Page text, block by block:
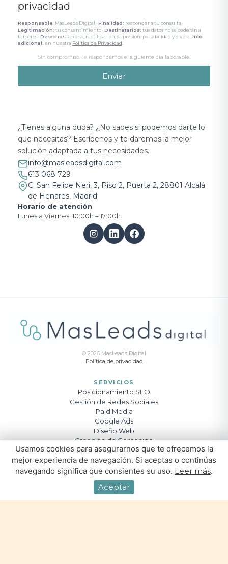
privacidad
Responsable: MasLeads Digital ·Finalidad: responder a tu consulta ·
Legitimación: tu consentimiento ·Destinatarios: tus datos no se cederán a
terceros ·Derechos: acceso, rectificación, supresión, portabilidad y olvido ·Info
adicional: en nuestra Política de Privacidad
Sin compromiso. Te respondemos el siguiente día laborable.
Enviar
¿Tienes alguna duda? ¿No sabes si podemos darte lo
que necesitas? Escríbenos y te daremos la mejor
solución adaptada a tus necesidades.
info@masleadsdigital.com
613 068 729
C. San Felipe Neri, 3, Piso 2, Puerta 2, 28801 Alcalá
de Henares, Madrid
Horario de atención
Lunes a Viernes: 10:00h – 17:00h
© 2026 MasLeads Digital
Política de privacidad
SERVICIOS
Posicionamiento SEO
Gestión de Redes Sociales
Paid Media
Google Ads
Diseño Web
Creación de Contenido
Usamos cookies para asegurarnos que te ofrecemos la
mejor experiencia de navegación. Si aceptas o continúas
navegando significa que consientes su uso. Leer más.
Aceptar